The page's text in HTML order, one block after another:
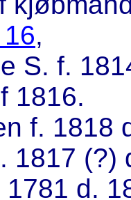
,
S. f.
1816.
f. 1818
1817 (?)
1781 d.